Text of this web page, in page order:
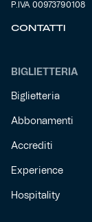
P.IVA 00973790108
CONTATTI
BIGLIETTERIA
Biglietteria
Abbonamenti
Accrediti
Experience
Hospitality